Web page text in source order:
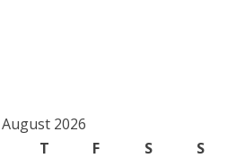
August 2026
T F S
S